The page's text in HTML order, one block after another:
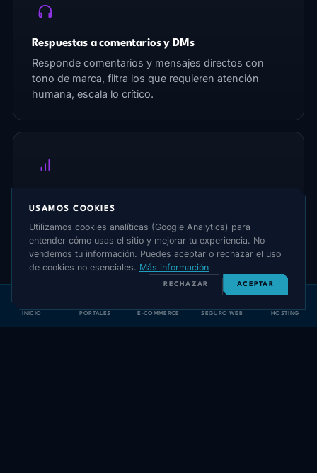
Respuestas a comentarios y DMs
Responde comentarios y mensajes directos con
tono de marca, filtra los que requieren atención
humana, escala lo crítico.
Propone ajustes al calendario editorial cada semana.
INICIO PORTALES E-COMMERCE SEGURO WEB HOSTING
USAMOS COOKIES
Utilizamos cookies analíticas (Google Analytics) para
entender cómo usas el sitio y mejorar tu experiencia. No
vendemos tu información. Puedes aceptar o rechazar el uso
de cookies no esenciales. Más información
RECHAZAR ACEPTAR